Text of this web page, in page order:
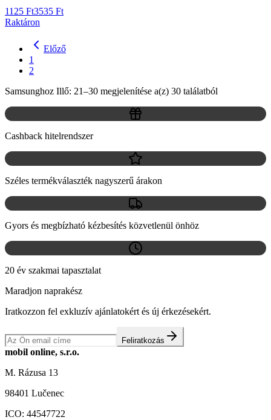
1125 Ft3535 Ft
Raktáron
Előző
1
2
Samsunghoz Illő: 21–30 megjelenítése a(z) 30 találatból
Cashback hitelrendszer
Széles termékválaszték nagyszerű árakon
Gyors és megbízható kézbesítés közvetlenül önhöz
20 év szakmai tapasztalat
Maradjon naprakész
Iratkozzon fel exkluzív ajánlatokért és új érkezésekért.
Feliratkozás
mobil online, s.r.o.
M. Rázusa 13
98401 Lučenec
ICO: 44547722